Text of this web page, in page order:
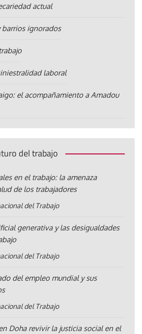
actual
barrios ignorados
laboral
el acompañamiento a Amadou
del trabajo
en el trabajo: la amenaza
de los trabajadores
del Trabajo
generativa y las desigualdades
del Trabajo
del empleo mundial y sus
del Trabajo
Doha revivir la justicia social en el